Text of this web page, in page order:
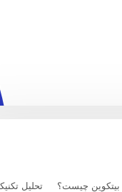
بیتکوین چیست؟
تحلیل